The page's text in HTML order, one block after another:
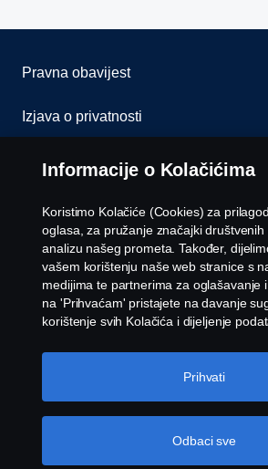
Pravna obavijest
Izjava o privatnosti
Kolačići
Kontaktirajte nas
Whistleblowing
Postavke Kolačića
© Copyright Scania 2026 Sva prava
Scania Hrvatska d.o.o. Karlovačka cesta
Informacije o Kolačićima
Koristimo Kolačiće (Cookies) za
oglasa, za pružanje značajki društvenih
analizu našeg prometa. Također,
vašem korištenju naše web stranice s
medijima te partnerima za oglašavanje
na 'Prihvaćam' pristajete na davanje
korištenje svih Kolačića i dijeljenje
Kolačića' i odabirom kategorija koje
detaljnije objašnjenje o tome kako
Odbaci sve
Prihvati